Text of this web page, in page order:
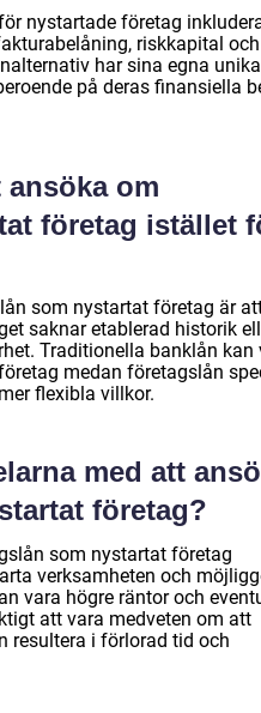
nystartade företag
riskkapital och
har sina egna unika
på deras finansiella
ansöka om
företag istället
som nystartat företag är
saknar etablerad historik
Traditionella banklån kan
medan företagslån
flexibla villkor.
med att
företag?
som nystartat företag
verksamheten och
vara högre räntor och
att vara medveten om att
resultera i förlorad tid och